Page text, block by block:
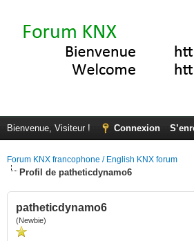
Bienvenue, Visiteur ! Connexion
Forum KNX francophone / English KNX forum
Profil de patheticdynamo6
patheticdynamo6
(Newbie)